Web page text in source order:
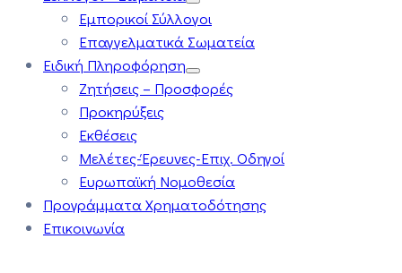
Εμπορικοί Σύλλογοι
Επαγγελματικά Σωματεία
Ειδική Πληροφόρηση
Ζητήσεις – Προσφορές
Προκηρύξεις
Εκθέσεις
Μελέτες-Έρευνες-Επιχ. Οδηγοί
Ευρωπαϊκή Νομοθεσία
Προγράμματα Χρηματοδότησης
Επικοινωνία